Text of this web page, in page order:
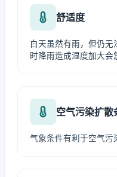
舒适度
白天虽然有雨，但仍无
时降雨造成湿度加大会
空气污染扩散
气象条件有利于空气污